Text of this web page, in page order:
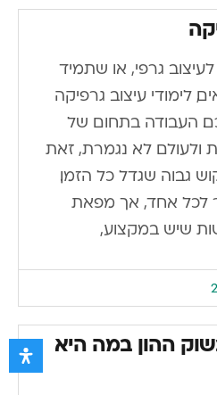
גרפי, או שתמיד
לימודי עיצוב גרפיקה
העבודה בתחום של
ולעולם לא נגמרת, זאת
גבוה שגדל כל הזמן.
לכל אחד, אך מפאת
שיש במקצוע,
ההון במה היא